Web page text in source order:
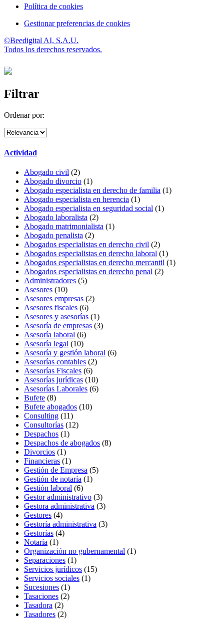
Política de cookies
Gestionar preferencias de cookies
©Beedigital AI, S.A.U.
Todos los derechos reservados.
Filtrar
Ordenar por:
Actividad
Abogado civil (2)
Abogado divorcio (1)
Abogado especialista en derecho de familia (1)
Abogado especialista en herencia (1)
Abogado especialista en seguridad social (1)
Abogado laboralista (2)
Abogado matrimonialista (1)
Abogado penalista (2)
Abogados especialistas en derecho civil (2)
Abogados especialistas en derecho laboral (1)
Abogados especialistas en derecho mercantil (1)
Abogados especialistas en derecho penal (2)
Administradores (5)
Asesores (10)
Asesores empresas (2)
Asesores fiscales (6)
Asesores y asesorías (1)
Asesoría de empresas (3)
Asesoría laboral (6)
Asesoría legal (10)
Asesoría y gestión laboral (6)
Asesorías contables (2)
Asesorías Fiscales (6)
Asesorías jurídicas (10)
Asesorías Laborales (6)
Bufete (8)
Bufete abogados (10)
Consulting (11)
Consultorías (12)
Despachos (1)
Despachos de abogados (8)
Divorcios (1)
Financieras (1)
Gestión de Empresa (5)
Gestión de notaría (1)
Gestión laboral (6)
Gestor administrativo (3)
Gestora administrativa (3)
Gestores (4)
Gestoría administrativa (3)
Gestorías (4)
Notaría (1)
Organización no gubernamental (1)
Separaciones (1)
Servicios jurídicos (15)
Servicios sociales (1)
Sucesiones (1)
Tasaciones (2)
Tasadora (2)
Tasadores (2)